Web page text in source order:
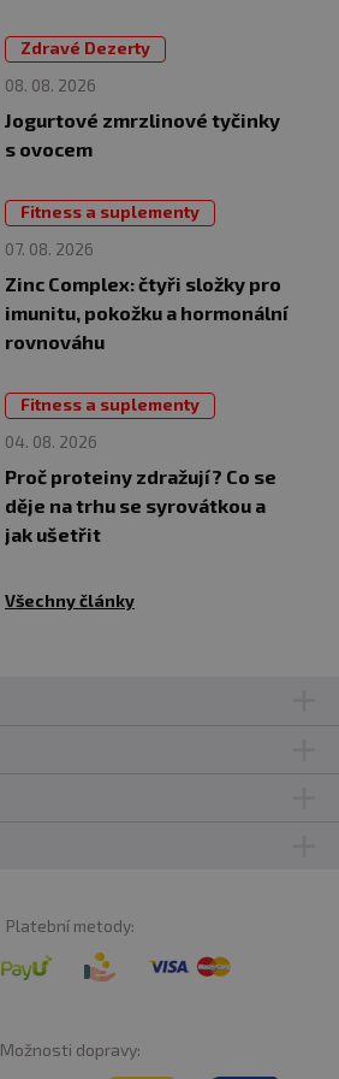
08. 08. 2026
Zdravé Dezerty
Jogurtové zmrzlinové tyčinky
s ovocem
07. 08. 2026
Fitness a suplementy
Zinc Complex: čtyři složky pro
imunitu, pokožku a hormonální
rovnováhu
04. 08. 2026
Fitness a suplementy
Proč proteiny zdražují? Co se
děje na trhu se syrovátkou a
jak ušetřit
Všechny články
Platební metody:
Možnosti dopravy: